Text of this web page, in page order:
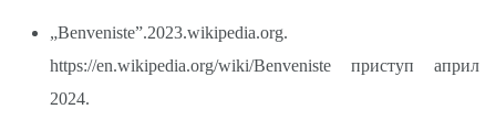
„Benveniste”.2023.wikipedia.org.
https://en.wikipedia.org/wiki/Benveniste приступ април
2024.